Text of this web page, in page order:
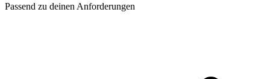
Passend zu deinen Anforderungen